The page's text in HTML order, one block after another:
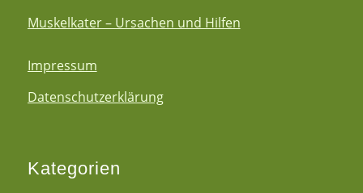
Muskelkater – Ursachen und Hilfen
Impressum
Datenschutzerklärung
Kategorien